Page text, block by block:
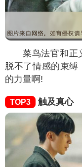
菜鸟法官和正
脱不了情感的束缚
的力量啊!
TOP3 触及真心